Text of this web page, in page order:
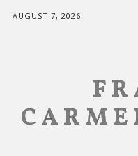
AUGUST 7, 2026